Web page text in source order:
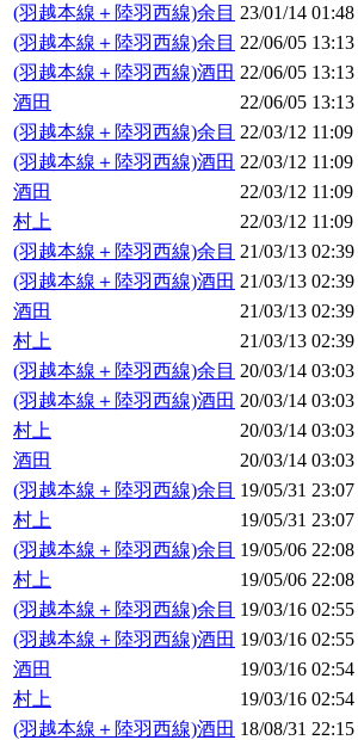
(羽越本線＋陸羽西線)余目 23/01/14 01:48
(羽越本線＋陸羽西線)余目 22/06/05 13:13
(羽越本線＋陸羽西線)酒田 22/06/05 13:13
酒田
22/06/05 13:13
(羽越本線＋陸羽西線)余目 22/03/12 11:09
(羽越本線＋陸羽西線)酒田 22/03/12 11:09
酒田
22/03/12 11:09
村上
22/03/12 11:09
(羽越本線＋陸羽西線)余目 21/03/13 02:39
(羽越本線＋陸羽西線)酒田 21/03/13 02:39
酒田
21/03/13 02:39
村上
21/03/13 02:39
(羽越本線＋陸羽西線)余目 20/03/14 03:03
(羽越本線＋陸羽西線)酒田 20/03/14 03:03
村上
20/03/14 03:03
酒田
20/03/14 03:03
(羽越本線＋陸羽西線)余目 19/05/31 23:07
村上
19/05/31 23:07
(羽越本線＋陸羽西線)余目 19/05/06 22:08
村上
19/05/06 22:08
(羽越本線＋陸羽西線)余目 19/03/16 02:55
(羽越本線＋陸羽西線)酒田 19/03/16 02:55
酒田
19/03/16 02:54
村上
19/03/16 02:54
(羽越本線＋陸羽西線)酒田 18/08/31 22:15